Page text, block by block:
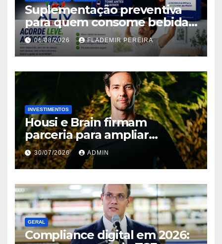
Suplementação preventiva
para quem consome bebidas
alcoólicas ganha espaço no
mercado brasileiro
06/08/2026 FLADEMIR PEREIRA
INVESTIMENTOS
Housi e Brain firmam
parceria para ampliar
inteligência de mercado em
lançamentos imobiliários
30/07/2026 ADMIN
GERAL
Compliance digital em 2026: